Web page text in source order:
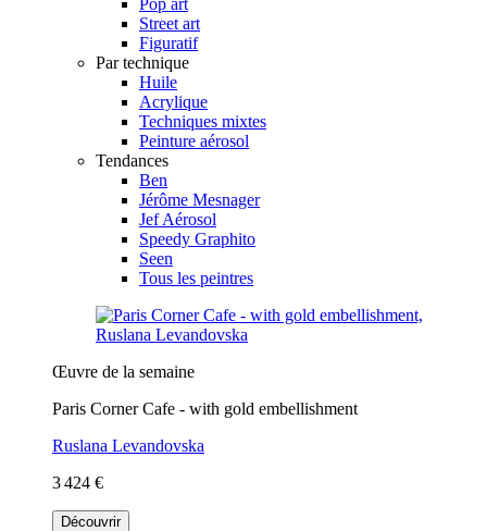
Street art
Figuratif
Par technique
Huile
Acrylique
Techniques mixtes
Peinture aérosol
Tendances
Ben
Jérôme Mesnager
Jef Aérosol
Speedy Graphito
Seen
Tous les peintres
Œuvre de la semaine
Paris Corner Cafe - with gold embellishment
Ruslana Levandovska
3 424 €
Découvrir